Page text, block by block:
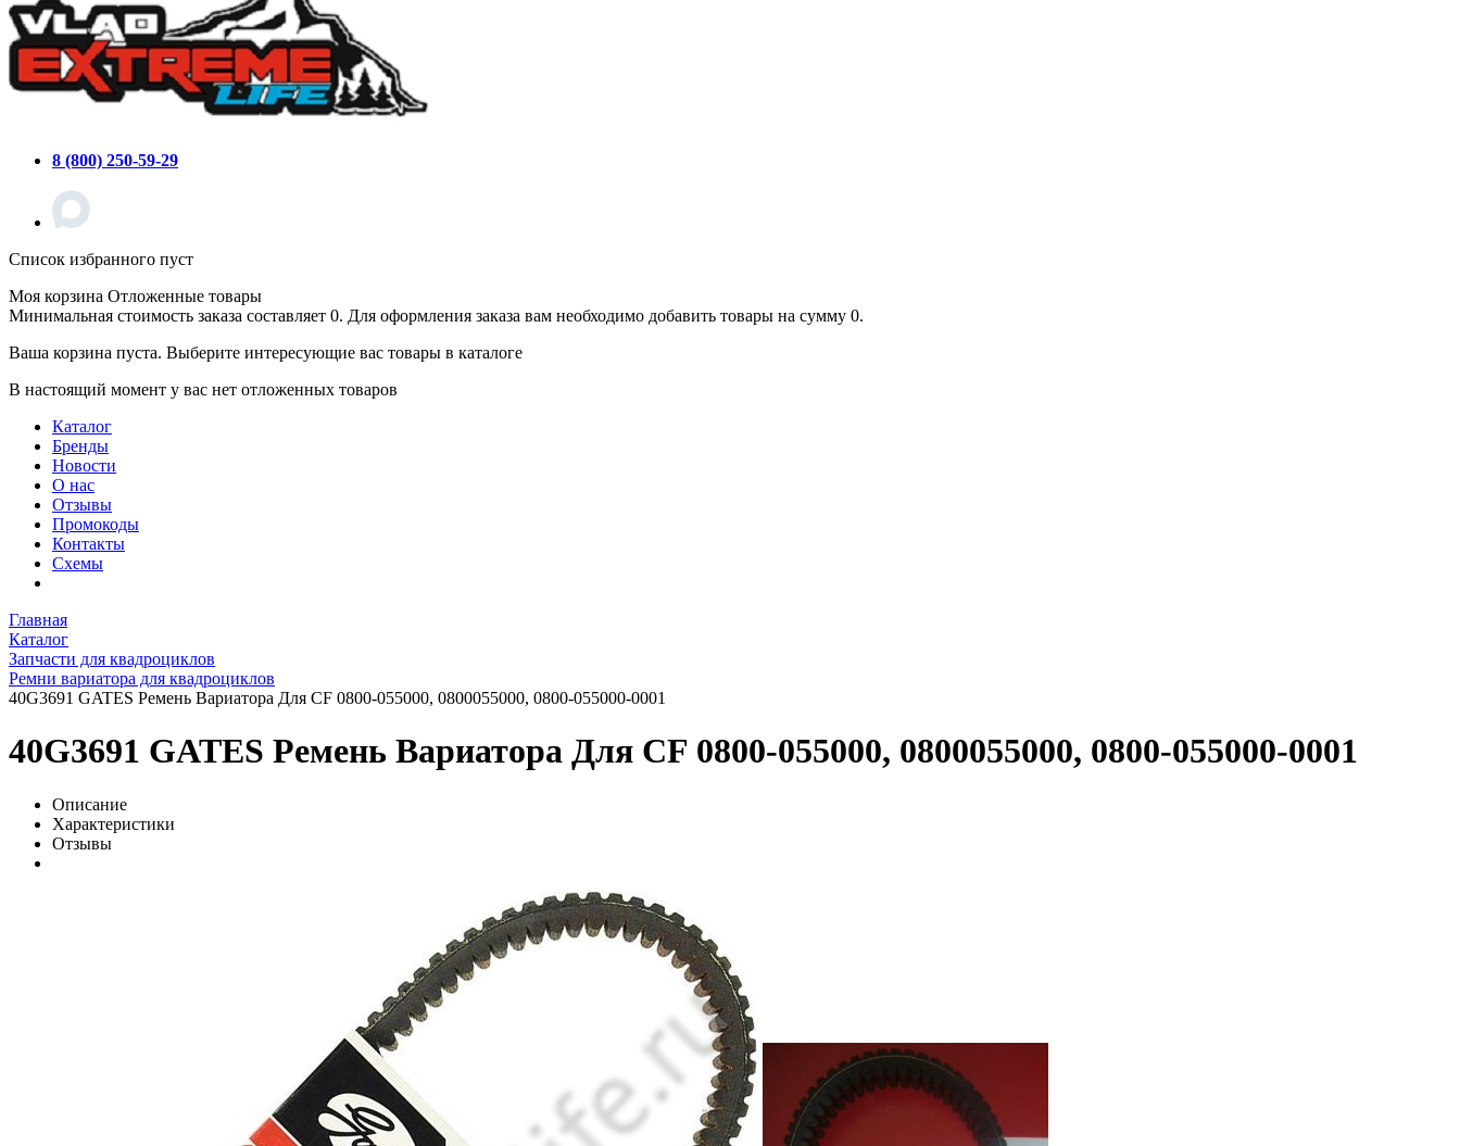
8 (800) 250-59-29
Список избранного пуст
Моя корзина Отложенные товары
Минимальная стоимость заказа составляет 0. Для оформления заказа вам необходимо добавить товары на сумму 0.
Ваша корзина пуста. Выберите интересующие вас товары в каталоге
В настоящий момент у вас нет отложенных товаров
Каталог
Бренды
Новости
О нас
Отзывы
Промокоды
Контакты
Схемы
Главная
Каталог
Запчасти для квадроциклов
Ремни вариатора для квадроциклов
40G3691 GATES Ремень Вариатора Для CF 0800-055000, 0800055000, 0800-055000-0001
40G3691 GATES Ремень Вариатора Для CF 0800-055000, 0800055000, 0800-055000-0001
Описание
Характеристики
Отзывы